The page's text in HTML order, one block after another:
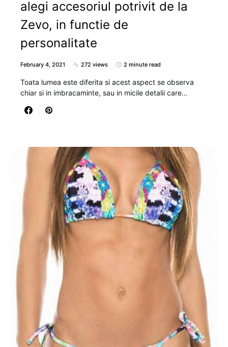
alegi accesoriul potrivit de la
Zevo, in functie de
personalitate
February 4, 2021 272 views 2 minute read
Toata lumea este diferita si acest aspect se observa
chiar si in imbracaminte, sau in micile detalii care…